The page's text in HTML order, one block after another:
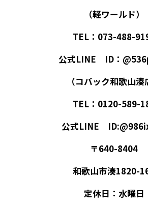
（軽ワールド）
TEL：073-488-
公式LINE ID：
（コバック和歌山湊
TEL：0120-589-
公式LINE
〒640-8404
和歌山市湊1820-
定休日：水曜日